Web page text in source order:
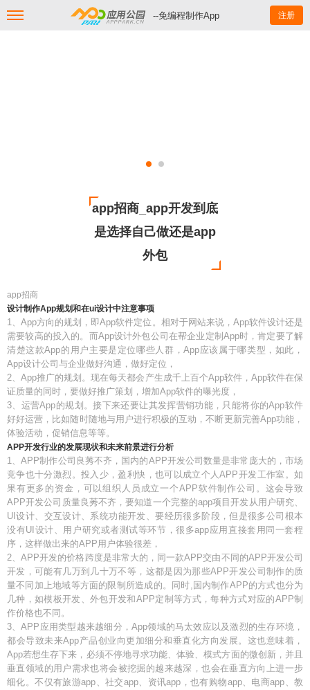
--免编程制作App 注册
app招商_app开发到底
是选择自己做还是app
外包
app招商
设计制作App规划和在ui设计中注意事项
1、App方向的规划，即App软件定位。相对于网站来说，App软件设计还是
需要较高的投入的。而App设计外包公司在帮企业定制App时，肯定要了解
清楚这款App的用户主要是定位哪些人群，App应该属于哪类型，如此，
App设计公司与企业做好沟通，做好定位，
2、App推广的规划。现在每天都会产生成千上百个App软件，App软件在保
证质量的同时，要做好推广策划，增加App软件的曝光度，
3、运营App的规划。接下来还要让其发挥营销功能，只能将你的App软件
好好运营，比如随时随地与用户进行积极的互动，不断更新完善App功能，
体验活动，促销信息等等。
APP开发行业的发展现状和未来前景进行分析
1、APP制作公司良莠不齐，国内的APP开发公司数量是非常庞大的，市场
竞争也十分激烈。投入少，盈利快，也可以成立个人APP开发工作室。如
果有更多的资金，可以组织人员成立一个APP软件制作公司。这会导致
APP开发公司质量良莠不齐，要知道一个完整的app项目开发从用户研究、
UI设计、交互设计、系统功能开发、要经历很多阶段，但是很多公司根本
没有UI设计、用户研究或者测试等环节，很多app应用直接套用同一套程
序，这样做出来的APP用户体验很差，
2、APP开发的价格跨度是非常大的，同一款APP交由不同的APP开发公司
开发，可能有几万到几十万不等，这都是因为那些APP开发公司制作的质
量不同加上地域等方面的限制所造成的。同时,国内制作APP的方式也分为
几种，如模板开发、外包开发和APP定制等方式，每种方式对应的APP制
作价格也不同。
3、APP应用类型越来越细分，App领域的马太效应以及激烈的生存环境，
都会导致未来App产品创业向更加细分和垂直化方向发展。这也意味着，
App若想生存下来，必须不停地寻求功能、体验、模式方面的微创新，并且
垂直领域的用户需求也将会被挖掘的越来越深，也会在垂直方向上进一步
细化。不仅有旅游app、社交app、资讯app，也有购物app、电商app、教